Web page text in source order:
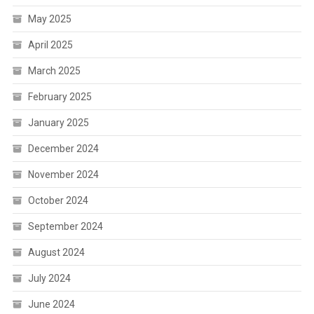
May 2025
April 2025
March 2025
February 2025
January 2025
December 2024
November 2024
October 2024
September 2024
August 2024
July 2024
June 2024